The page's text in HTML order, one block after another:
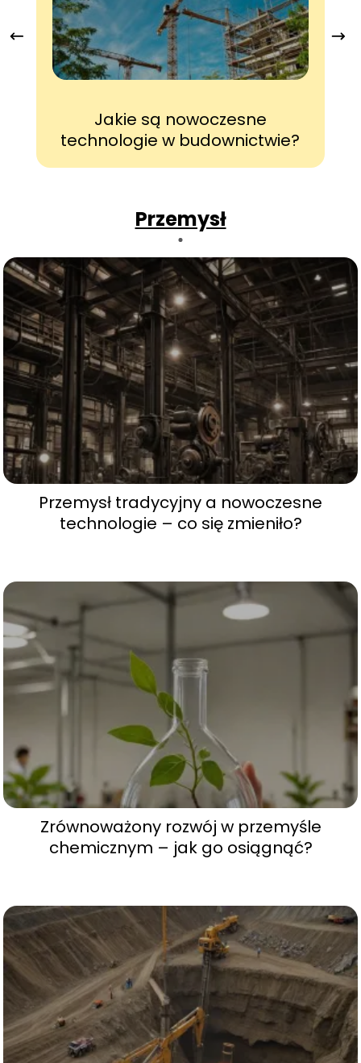
Jakie są nowoczesne
technologie w budownictwie?
Przemysł
Przemysł tradycyjny a nowoczesne
technologie – co się zmieniło?
Zrównoważony rozwój w przemyśle
chemicznym – jak go osiągnąć?